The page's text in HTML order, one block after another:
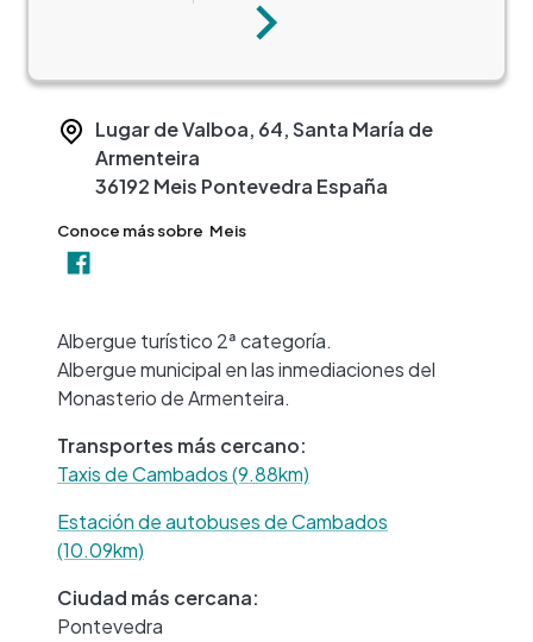
Siguiente
Lugar de Valboa, 64, Santa María de
Armenteira
36192 Meis Pontevedra España
Conoce más sobre Meis
Albergue turístico 2ª categoría.
Albergue municipal en las inmediaciones del
Monasterio de Armenteira.
Transportes más cercano:
Taxis de Cambados (9.88km)
Estación de autobuses de Cambados
(10.09km)
Ciudad más cercana:
Pontevedra